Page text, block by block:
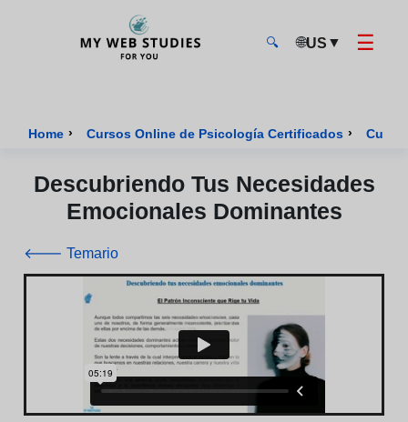
🔍 🌐US ▼ ☰
Home › Cursos Online de Psicología Certificados › Curso
Descubriendo Tus Necesidades
Emocionales Dominantes
🡐 Temario